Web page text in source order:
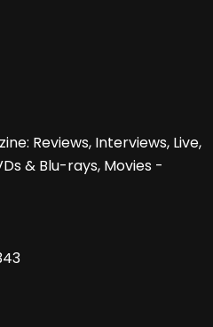
Reviews, Interviews, Live,
& Blu-rays, Movies -